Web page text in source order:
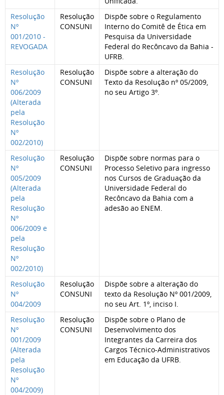
Resolução
Nº
001/2010 -
REVOGADA
Resolução
CONSUNI
Dispõe sobre o Regulamento
Interno do Comitê de Ética em
Pesquisa da Universidade
Federal do Recôncavo da Bahia -
UFRB.
Resolução
Nº
006/2009
(Alterada
pela
Resolução
Nº
002/2010)
Resolução
CONSUNI
Dispõe sobre a alteração do
Texto da Resolução nº 05/2009,
no seu Artigo 3º.
Resolução
Nº
005/2009
(Alterada
pela
Resolução
Nº
006/2009 e
pela
Resolução
Nº
002/2010)
Resolução
CONSUNI
Dispõe sobre normas para o
Processo Seletivo para ingresso
nos Cursos de Graduação da
Universidade Federal do
Recôncavo da Bahia com a
adesão ao ENEM.
Resolução
Nº
004/2009
Resolução
CONSUNI
Dispõe sobre a alteração do
texto da Resolução Nº 001/2009,
no seu Art. 1º, inciso I.
Resolução
Nº
001/2009
(Alterada
pela
Resolução
Nº
004/2009)
Resolução
CONSUNI
Dispõe sobre o Plano de
Desenvolvimento dos
Integrantes da Carreira dos
Cargos Técnico-Administrativos
em Educação da UFRB.